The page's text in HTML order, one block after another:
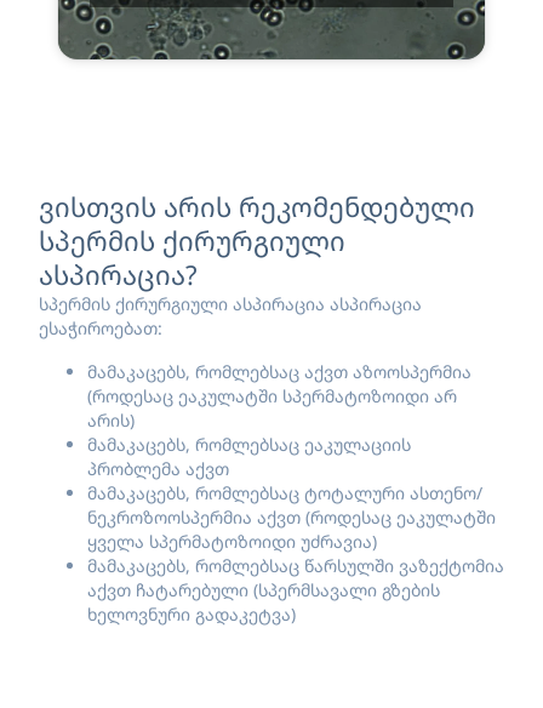
ვისთვის არის რეკომენდებული
სპერმის ქირურგიული
ასპირაცია?
სპერმის ქირურგიული ასპირაცია ასპირაცია
ესაჭიროებათ:
მამაკაცებს, რომლებსაც აქვთ აზოოსპერმია
(როდესაც ეაკულატში სპერმატოზოიდი არ
არის)
მამაკაცებს, რომლებსაც ეაკულაციის
პრობლემა აქვთ
მამაკაცებს, რომლებსაც ტოტალური ასთენო/
ნეკროზოოსპერმია აქვთ (როდესაც ეაკულატში
ყველა სპერმატოზოიდი უძრავია)
მამაკაცებს, რომლებსაც წარსულში ვაზექტომია
აქვთ ჩატარებული (სპერმსავალი გზების
ხელოვნური გადაკეტვა)